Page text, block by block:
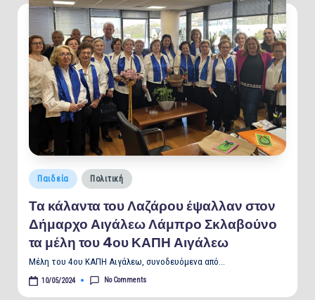
Posted
in
Παιδεία Πολιτική
Τα κάλαντα του Λαζάρου έψαλλαν στον
Δήμαρχο Αιγάλεω Λάμπρο Σκλαβούνο
τα μέλη του 4ου ΚΑΠΗ Αιγάλεω
Μέλη του 4ου ΚΑΠΗ Αιγάλεω, συνοδευόμενα από…
10/05/2024 No Comments